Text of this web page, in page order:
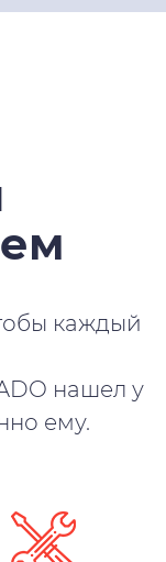
каждый
нашел у
ему.